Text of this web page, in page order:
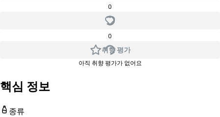
0
0
취향 평가
아직 취향 평가가 없어요
핵심 정보
종류